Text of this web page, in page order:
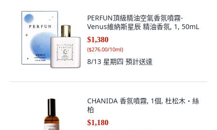
Venus維納斯星辰 精油香氛, 1, 50mL
$1,380
($276.00/10ml
8/13 星期四
柏
$1,180
8/12 星期三